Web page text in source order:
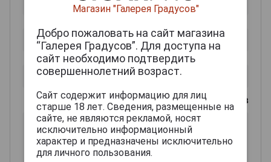
0из 2000 знаков
Магазин "Галерея Градусов"
Добро пожаловать на сайт магазина
“Галерея Градусов”. Для доступа на
сайт необходимо подтвердить
совершеннолетний возраст.
Сайт содержит информацию для лиц
старше 18 лет. Сведения, размещенные на
сайте, не являются рекламой, носят
исключительно информационный
характер и предназначены исключительно
для личного пользования.